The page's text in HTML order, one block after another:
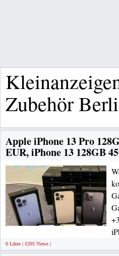
Zubehör
Apple iPhone 13 Pro
EUR, iPhone 13 128GB
0 Likes | 1205 Views |